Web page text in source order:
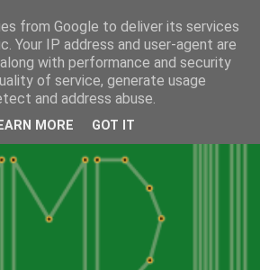
from Google to deliver its services
Your IP address and user-agent are
with performance and security
of service, generate usage
and address abuse.
MORE GOT IT